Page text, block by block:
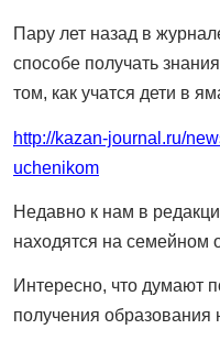
Пару лет назад в
способе получать
том, как учатся дети в
http://kazan-journal.ru/
uchenikom
Недавно к нам в
находятся на семейном
Интересно, что думают
получения образования